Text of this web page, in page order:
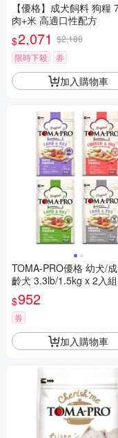
【優格】成犬飼料 狗糧
肉+米 高適口性配方
$2,071 $2,180
限時下殺
券
加入購物車
TOMA-PRO優格 幼犬/
齡犬 3.3lb/1.5kg x 2入組
$952
券
加入購物車